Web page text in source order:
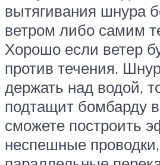
вытягивания шнура
ветром либо самим
Хорошо если ветер
против течения.
держать над водой,
подтащит бомбарду
сможете построить
неспешные проводки,